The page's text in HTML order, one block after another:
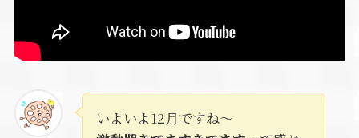
いよいよ12月ですね～